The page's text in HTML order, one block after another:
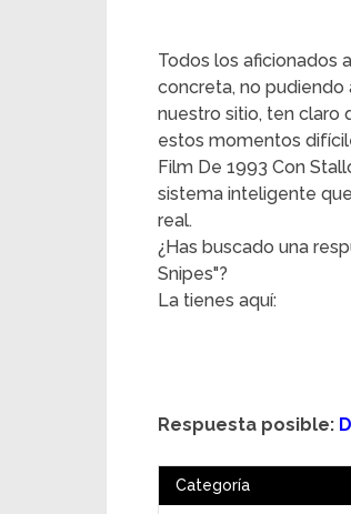
Todos los aficionados
concreta, no pudiendo
nuestro sitio, ten claro
estos momentos
Film De 1993 Con
sistema inteligente
real.
¿Has buscado una
Snipes"?
La tienes aquí:
Respuesta posible:
Categoría